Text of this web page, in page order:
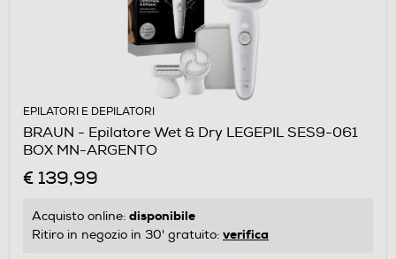
EPILATORI E DEPILATORI
BRAUN - Epilatore Wet & Dry LEGEPIL SES9-061
BOX MN-ARGENTO
€ 139,99
Acquisto online: disponibile
Ritiro in negozio in 30' gratuito: verifica